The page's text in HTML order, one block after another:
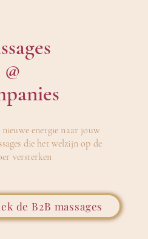
@
energie naar jouw
die het welzijn op de
versterken
de B2B massages